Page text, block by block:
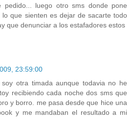
pedido... luego otro sms donde pone
lo que sienten es dejar de sacarte todo
que denunciar a los estafadores estos
23:59:00
otra timada aunque todavia no he
recibiendo cada noche dos sms que
y borro. me pasa desde que hice una
y me mandaban el resultado a mi